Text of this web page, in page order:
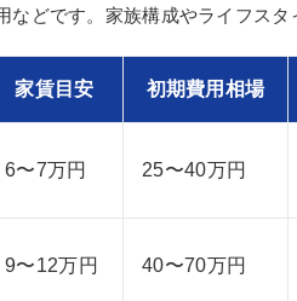
などです。家族構成やライフスタ
家賃目安 初期費用相場
6〜7万円 25〜40万円
9〜12万円 40〜70万円